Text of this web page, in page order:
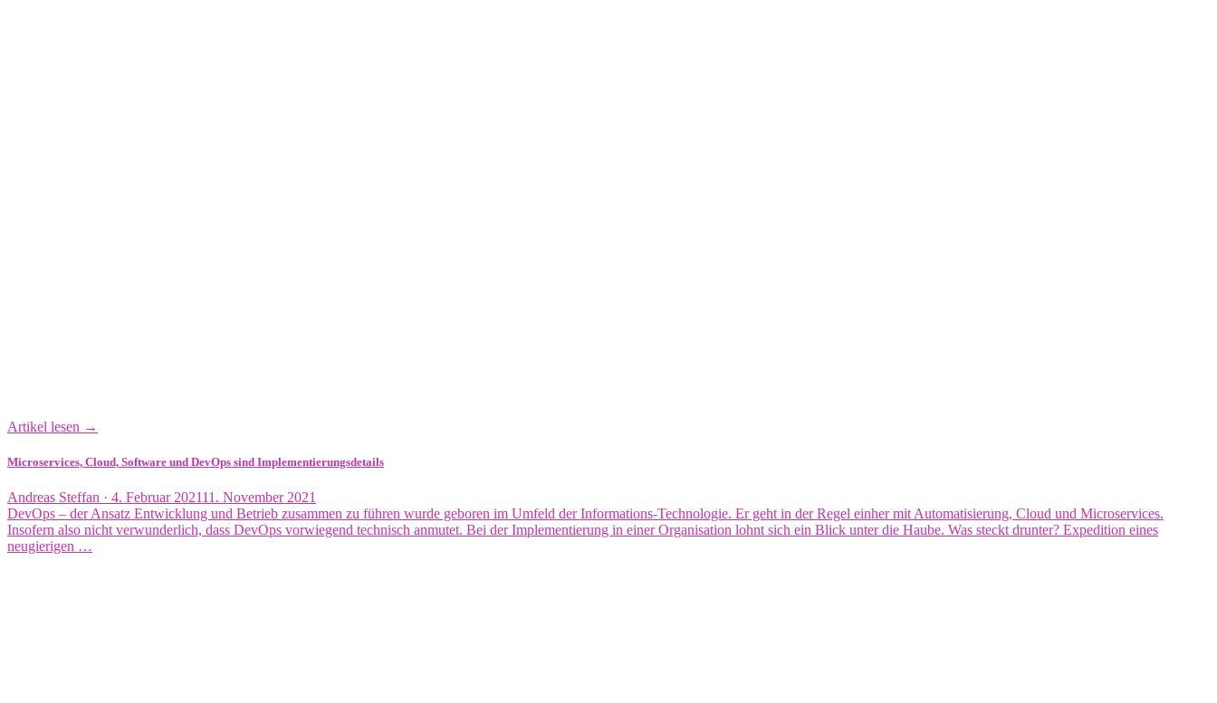
Artikel lesen →
Microservices, Cloud, Software und DevOps sind Implementierungsdetails
Andreas Steffan · Veröffentlicht
am
4. Februar 202111. November 2021
DevOps – der Ansatz Entwicklung und Betrieb zusammen zu führen wurde geboren im Umfeld der Informations-Technologie. Er geht in der Regel einher mit Automatisierung, Cloud und Microservices.
Insofern also nicht verwunderlich, dass DevOps vorwiegend technisch anmutet. Bei der Implementierung in einer Organisation lohnt sich ein Blick unter die Haube. Was steckt drunter? Expedition eines
neugierigen …